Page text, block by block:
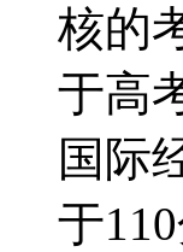
核的
于高
国际
于